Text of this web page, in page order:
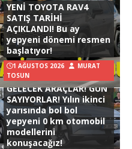
YENİ TOYOTA RAV4
SATIŞ TARİHİ
AÇIKLANDI! Bu ay
yepyeni dönemi resmen
başlatıyor!
1 AĞUSTOS 2026
MURAT
TOSUN
GELECEK ARAÇLAR! GÜN
SAYIYORLAR! Yılın ikinci
yarısında bol bol
yepyeni 0 km otomobil
modellerini
konuşacağız!